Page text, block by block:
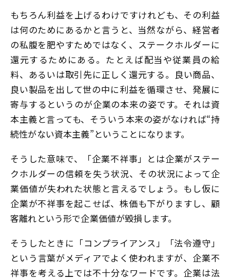
もちろん利益を上げるわけですけれども、その利益
は何のためにあるかと言うと、当然ながら、経営者
の私腹を肥やすためではなく、ステークホルダーに
還元するためにある。たとえば配当や従業員の給
料、あるいは取引先に正しく還元する。良い商品、
良い製品を出して世の中に利益を循環させ、発展に
寄与するというのが企業の本来の姿です。それは資
本主義と言っても、そういう本来の姿がなければ“持
続性がない資本主義”ということになります。
そうした意味で、「企業不祥事」とは企業がステー
クホルダーの信頼を失う状況、その状況によって企
業価値が失われた状態と言えるでしょう。もし仮に
企業が不祥事を起こせば、株価も下がりますし、顧
客離れという形で企業価値が毀損します。
そうしたときに「コンプライアンス」「法令遵守」
という言葉がメディアでよく使われますが、企業不
祥事を考える上では不十分なワードです。企業は法